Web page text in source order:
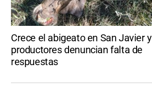
Crece el abigeato en San Javier y
productores denuncian falta de
respuestas